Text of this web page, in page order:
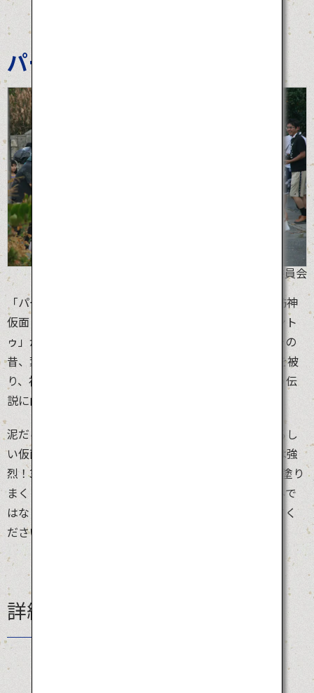
パーントゥプナハ
©宮古島市教育委員会
「パーントゥプナハ」はユネスコの無形文化遺産「来訪神
仮面・仮装の神々」の一つで、泥だらけの神様「パーント
ゥ」が集落の人々に泥を塗り、悪霊祓いを行います。その
昔、葉に包まれた仮面が海岸に漂着。若者がその仮面を被
り、神聖な井戸の泥を全身に塗って神様となったという伝
説に由来します。
泥だらけの身体に蔓で作った「みの」を巻きつけ、恐ろし
い仮面を付けた全身真っ黒なパーントゥのインパクトは強
烈！3体のパーントゥが、逃げ回る人々に容赦なく泥を塗り
まくります。子どもは泣き叫び、大騒ぎ。観光客も例外で
はなく泥を塗られます。知られざる秘境文化を味わってく
ださい。
詳細情報